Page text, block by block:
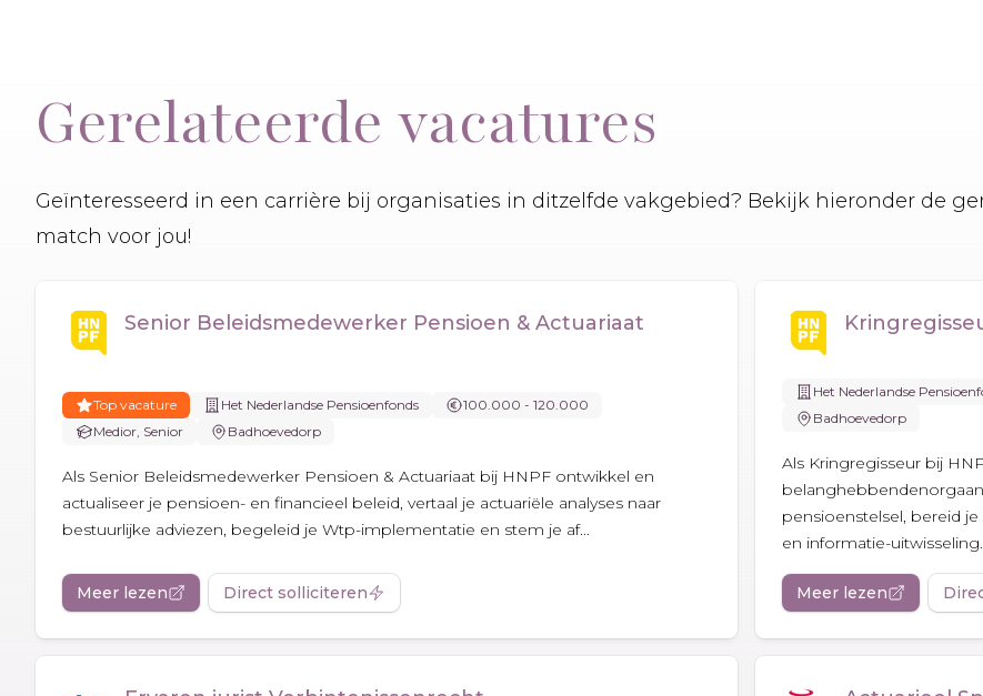
Gerelateerde vacatures
Geïnteresseerd in een carrière bij organisaties in ditzelfde vakgebied? Bekijk hieronder de
match voor jou!
Senior Beleidsmedewerker Pensioen & Actuariaat
Top vacature Het Nederlandse Pensioenfonds
100.000 - 120.000
Medior, Senior
Badhoevedorp
Als Senior Beleidsmedewerker Pensioen & Actuariaat bij HNPF ontwikkel en
actualiseer je pensioen- en financieel beleid, vertaal je actuariële analyses naar
bestuurlijke adviezen, begeleid je Wtp-implementatie en stem je af...
Meer lezen Direct solliciteren
Het Nederlandse
Badhoevedorp
Als Kringregisseur bij
pensioenstelsel, bereid
en informatie-uitwisseling.
Meer lezen